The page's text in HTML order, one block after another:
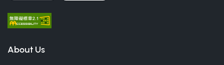
About Us